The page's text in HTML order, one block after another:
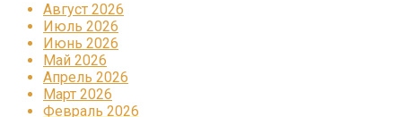
Август 2026
Июль 2026
Июнь 2026
Май 2026
Апрель 2026
Март 2026
Февраль 2026